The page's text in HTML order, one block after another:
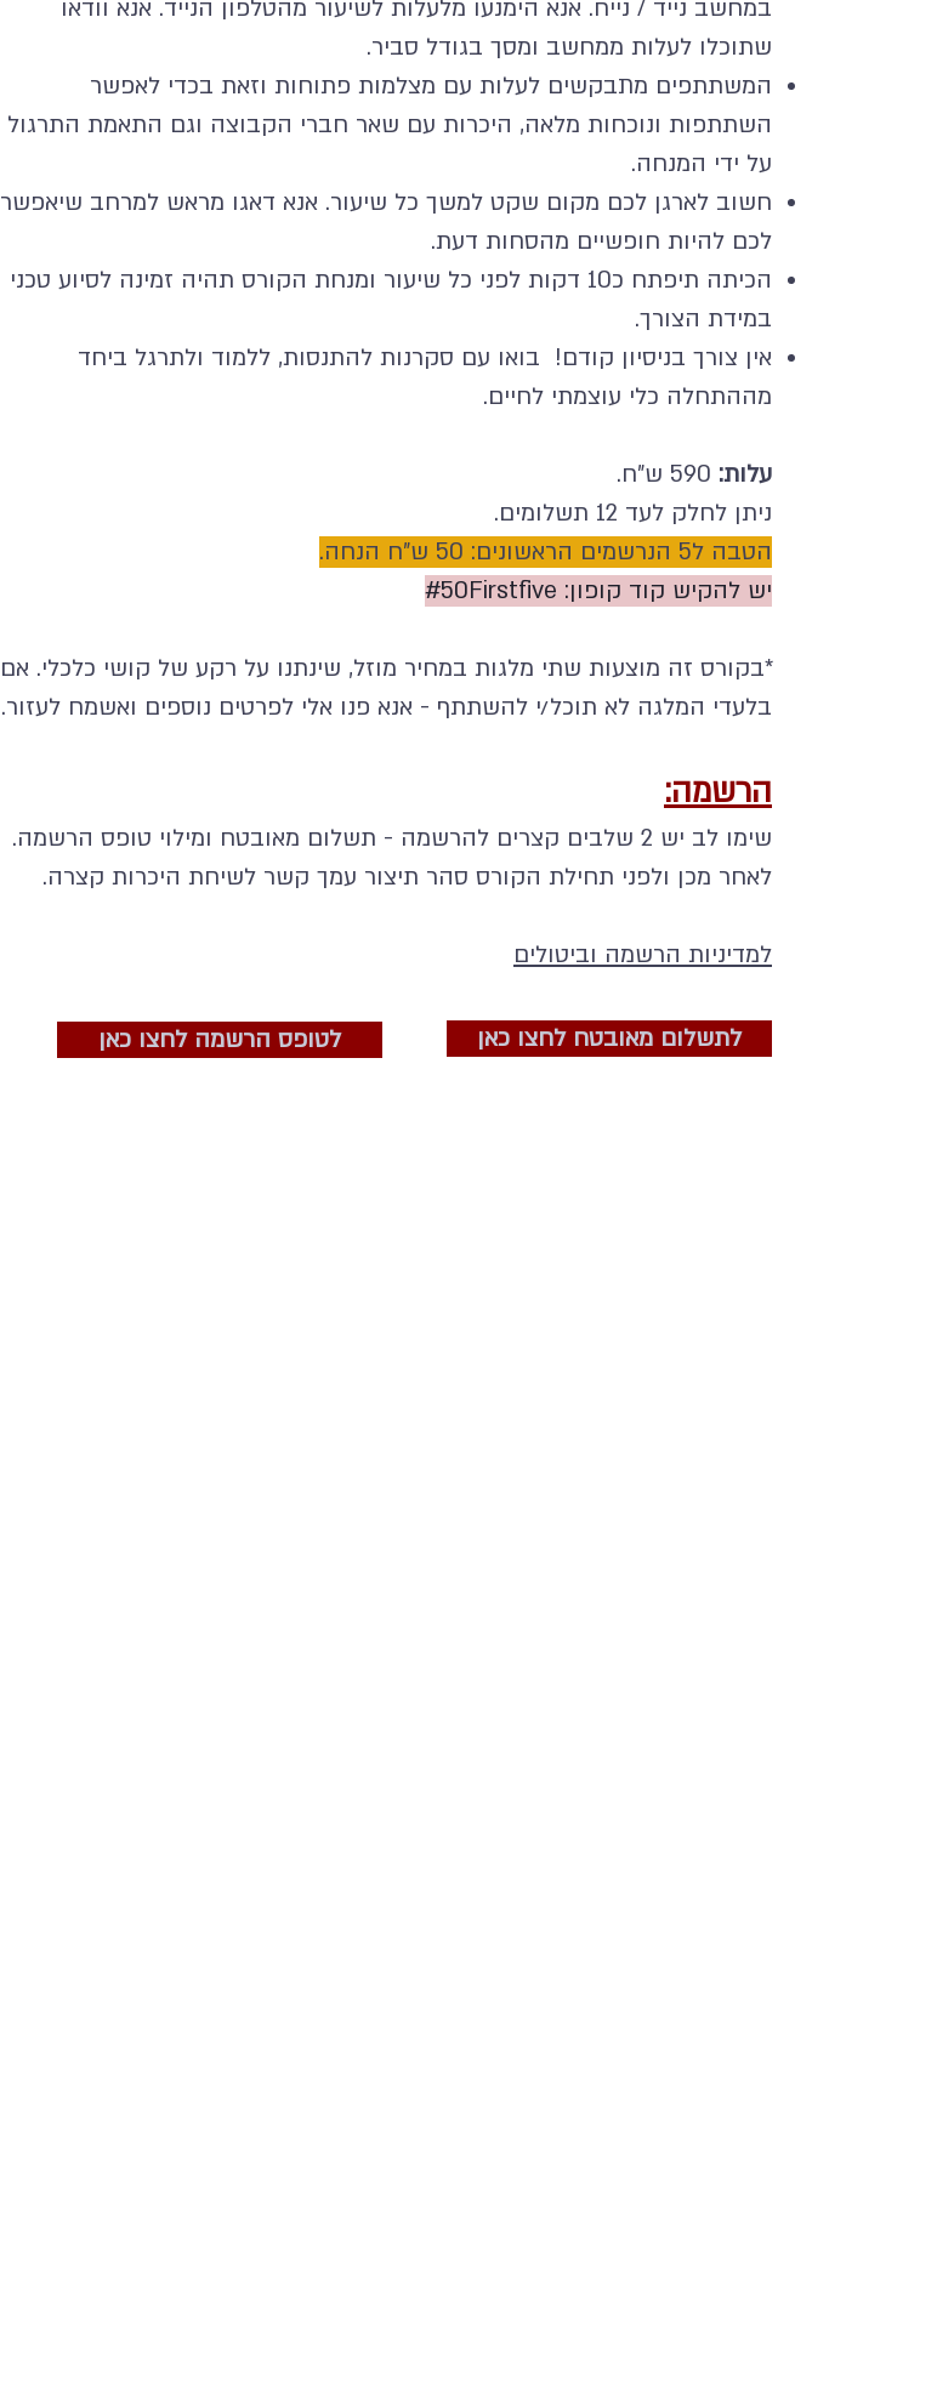
במחשב נייד / נייח. אנא הימנעו מלעלות לשיעור מהטלפון הנייד. אנא וודאו
שתוכלו לעלות ממחשב ומסך בגודל סביר.
המשתתפים מתבקשים לעלות עם מצלמות פתוחות וזאת בכדי לאפשר
השתתפות ונוכחות מלאה, היכרות עם שאר חברי הקבוצה וגם התאמת התרגול
על ידי המנחה.
חשוב לארגן לכם מקום שקט למשך כל שיעור. אנא דאגו מראש למרחב שיאפשר
לכם להיות חופשיים מהסחות דעת.
הכיתה תיפתח כ10 דקות לפני כל שיעור ומנחת הקורס תהיה זמינה לסיוע טכני
במידת הצורך.
אין צורך בניסיון קודם! בואו עם סקרנות להתנסות, ללמוד ולתרגל ביחד
מההתחלה כלי עוצמתי לחיים.
עלות:
ניתן לחלק לעד 12 תשלומים.
הטבה ל5 הנרשמים הראשונים: 50 ש"ח הנחה.
יש להקיש קוד קופון: #50Firstfive
*בקורס זה מוצעות שתי מלגות במחיר מוזל, שינתנו על רקע של קושי כלכלי. אם
בלעדי המלגה לא תוכל/י להשתתף - אנא פנו אלי לפרטים נוספים ואשמח לעזור.
הרשמה:
שימו לב יש 2 שלבים קצרים להרשמה - תשלום מאובטח ומילוי טופס הרשמה.
לאחר מכן ולפני תחילת הקורס סהר תיצור עמך קשר לשיחת היכרות קצרה.
למדיניות הרשמה וביטולים
לטופס הרשמה לחצו כאן לתשלום מאובטח לחצו כאן